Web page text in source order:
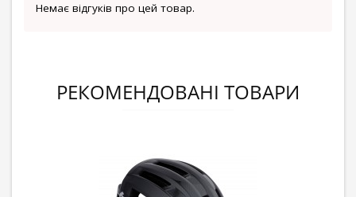
Немає відгуків про цей товар.
РЕКОМЕНДОВАНІ ТОВАРИ